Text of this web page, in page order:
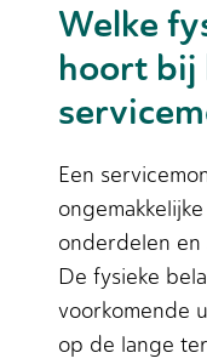
Welke
hoort bij
Een
onderdelen
De fysieke
voorkomende
op de lange